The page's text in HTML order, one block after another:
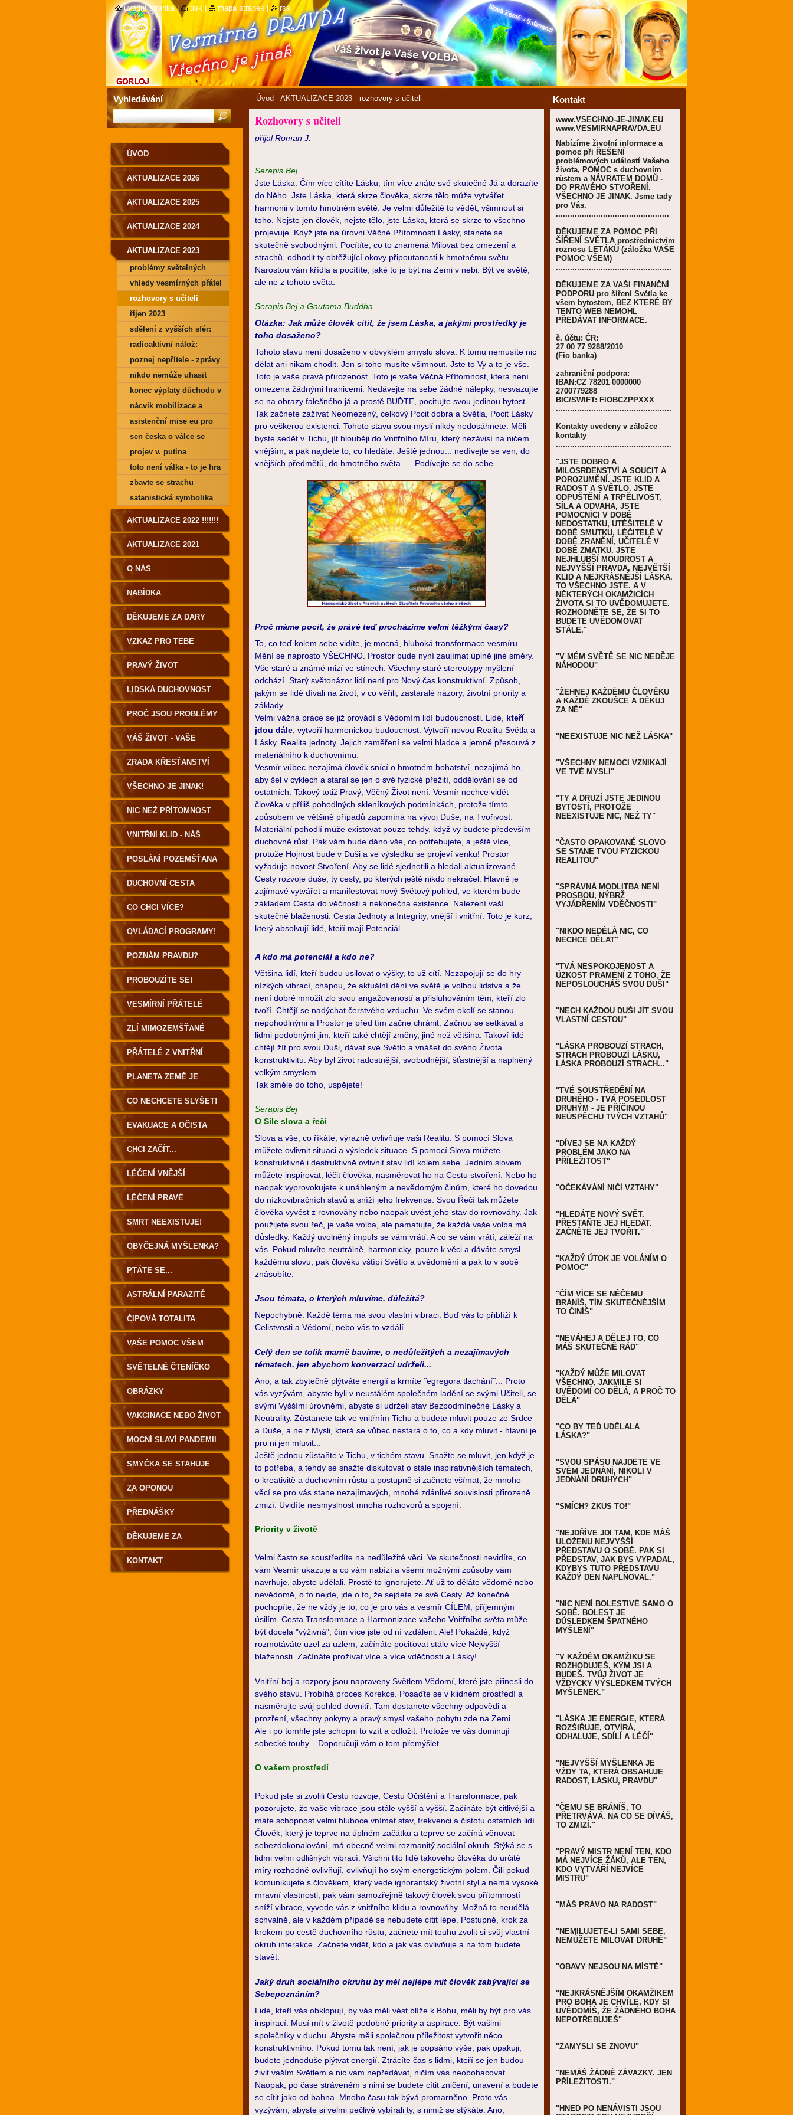
Úvod - AKTUALIZACE 2023 - rozhovory s učiteli
Rozhovory s učiteli
přijal Roman J.
Serapis Bej
Jste Láska. Čím více cítíte Lásku, tím více znáte své skutečné Já a dorazíte
do Něho. Jste Láska, která skrze člověka, skrze tělo může vytvářet
harmonii v tomto hmotném světě. Je velmi důležité to vědět, všimnout si
toho. Nejste jen člověk, nejste tělo, jste Láska, která se skrze to všechno
projevuje. Když jste na úrovni Věčné Přítomnosti Lásky, stanete se
skutečně svobodnými. Pocítíte, co to znamená Milovat bez omezení a
strachů, odhodit ty obtěžující okovy připoutanosti k hmotnému světu.
Narostou vám křídla a pocítíte, jaké to je být na Zemi v nebi. Být ve světě,
ale ne z tohoto světa.
Serapis Bej a Gautama Buddha
Otázka: Jak může člověk cítit, že jsem Láska, a jakými prostředky je
toho dosaženo?
Tohoto stavu není dosaženo v obvyklém smyslu slova. K tomu nemusíte nic
dělat ani nikam chodit. Jen si toho musíte všimnout. Jste to Vy a to je vše.
Toto je vaše pravá přirozenost. Toto je vaše Věčná Přítomnost, která není
omezena žádnými hranicemi. Nedávejte na sebe žádné nálepky, nesvazujte
se na obrazy falešného já a prostě BUĎTE, pociťujte svou jedinou bytost.
Tak začnete zažívat Neomezený, celkový Pocit dobra a Světla, Pocit Lásky
pro veškerou existenci. Tohoto stavu svou myslí nikdy nedosáhnete. Měli
byste sedět v Tichu, jít hlouběji do Vnitřního Míru, který nezávisí na ničem
vnějším, a pak najdete to, co hledáte. Ještě jednou... nedívejte se ven, do
vnějších předmětů, do hmotného světa. . . Podívejte se do sebe.
Proč máme pocit, že právě teď procházíme velmi těžkými časy?
To, co teď kolem sebe vidíte, je mocná, hluboká transformace vesmíru.
Mění se naprosto VŠECHNO. Prostor bude nyní zaujímat úplně jiné směry.
Vše staré a známé mizí ve stínech. Všechny staré stereotypy myšlení
odchází. Starý světonázor lidí není pro Nový čas konstruktivní. Způsob,
jakým se lidé dívali na život, v co věřili, zastaralé názory, životní priority a
základy.
Velmi vážná práce se již provádí s Vědomím lidí budoucnosti. Lidé, kteří
jdou dále , vytvoří harmonickou budoucnost. Vytvoří novou Realitu Světla a
Lásky. Realita jednoty. Jejich zaměření se velmi hladce a jemně přesouvá z
materiálního k duchovnímu.
Vesmír vůbec nezajímá člověk snící o hmotném bohatství, nezajímá ho,
aby šel v cyklech a staral se jen o své fyzické přežití, oddělování se od
ostatních. Takový totiž Pravý, Věčný Život není. Vesmír nechce vidět
člověka v příliš pohodlných skleníkových podmínkách, protože tímto
způsobem ve většině případů zapomíná na vývoj Duše, na Tvořivost.
Materiální pohodlí může existovat pouze tehdy, když vy budete především
duchovně růst. Pak vám bude dáno vše, co potřebujete, a ještě více,
protože Hojnost bude v Duši a ve výsledku se projeví venku! Prostor
vyžaduje novost Stvoření. Aby se lidé sjednotili a hledali aktualizované
Cesty rozvoje duše, ty cesty, po kterých ještě nikdo nekráčel. Hlavně je
zajímavé vytvářet a manifestovat nový Světový pohled, ve kterém bude
základem Cesta do věčnosti a nekonečna existence. Nalezení vaší
skutečné blaženosti. Cesta Jednoty a Integrity, vnější i vnitřní. Toto je kurz,
který absolvují lidé, kteří mají Potenciál.
A kdo má potenciál a kdo ne?
Většina lidí, kteří budou usilovat o výšky, to už cítí. Nezapojují se do hry
nízkých vibrací, chápou, že aktuální dění ve světě je volbou lidstva a že
není dobré množit zlo svou angažovaností a přisluhováním těm, kteří zlo
tvoří. Chtějí se nadýchat čerstvého vzduchu. Ve svém okolí se stanou
nepohodlnými a Prostor je před tím začne chránit. Začnou se setkávat s
lidmi podobnými jim, kteří také chtějí změny, jiné než většina. Takoví lidé
chtějí žít pro svou Duši, dávat své Světlo a vnášet do svého Života
konstruktivitu. Aby byl život radostnější, svobodnější, šťastnější a naplněný
velkým smyslem.
Tak směle do toho, uspějete!
Serapis Bej
O Síle slova a řeči
Slova a vše, co říkáte, výrazně ovlivňuje vaši Realitu. S pomocí Slova
můžete ovlivnit situaci a výsledek situace. S pomocí Slova můžete
konstruktivně i destruktivně ovlivnit stav lidí kolem sebe. Jedním slovem
můžete inspirovat, léčit člověka, nasměrovat ho na Cestu stvoření. Nebo ho
naopak vyprovokujete k unáhleným a nevědomým činům, které ho dovedou
do nízkovibračních stavů a sníží jeho frekvence. Svou Řečí tak můžete
člověka vyvést z rovnováhy nebo naopak uvést jeho stav do rovnováhy. Jak
použijete svou řeč, je vaše volba, ale pamatujte, že každá vaše volba má
důsledky. Každý uvolněný impuls se vám vrátí. A co se vám vrátí, záleží na
vás. Pokud mluvíte neutrálně, harmonicky, pouze k věci a dáváte smysl
každému slovu, pak člověku vštípí Světlo a uvědomění a pak to v sobě
znásobíte.
Jsou témata, o kterých mluvíme, důležitá?
Nepochybně. Každé téma má svou vlastní vibraci. Buď vás to přiblíží k
Celistvosti a Vědomí, nebo vás to vzdálí.
Celý den se tolik marně bavíme, o nedůležitých a nezajímavých
tématech, jen abychom konverzaci udrželi...
Ano, a tak zbytečně plýtváte energií a krmíte ˝egregora tlachání˝... Proto
vás vyzývám, abyste byli v neustálém společném ladění se svými Učiteli, se
svými Vyššími úrovněmi, abyste si udrželi stav Bezpodmínečné Lásky a
Neutrality. Zůstanete tak ve vnitřním Tichu a budete mluvit pouze ze Srdce
a Duše, a ne z Mysli, která se vůbec nestará o to, co a kdy mluvit - hlavní je
pro ni jen mluvit...
Ještě jednou zůstaňte v Tichu, v tichém stavu. Snažte se mluvit, jen když je
to potřeba, a tehdy se snažte diskutovat o stále inspirativnějších tématech,
o kreativitě a duchovním růstu a postupně si začnete všímat, že mnoho
věcí se pro vás stane nezajímavých, mnohé zdánlivé souvislosti přirozeně
zmizí. Uvidíte nesmyslnost mnoha rozhovorů a spojení.
Priority v životě
Velmi často se soustředíte na nedůležité věci. Ve skutečnosti nevidíte, co
vám Vesmír ukazuje a co vám nabízí a všemi možnými způsoby vám
navrhuje, abyste udělali. Prostě to ignorujete. Ať už to děláte vědomě nebo
nevědomě, o to nejde, jde o to, že sejdete ze své Cesty. Až konečně
pochopíte, že ne vždy je to, co je pro vás a vesmír CÍLEM, příjemným
úsilím. Cesta Transformace a Harmonizace vašeho Vnitřního světa může
být docela "výživná", čím více jste od ní vzdáleni. Ale! Pokaždé, když
rozmotáváte uzel za uzlem, začínáte pociťovat stále více Nejvyšší
blaženosti. Začínáte prožívat více a více vděčnosti a Lásky!
Vnitřní boj a rozpory jsou napraveny Světlem Vědomí, které jste přinesli do
svého stavu. Probíhá proces Korekce. Posaďte se v klidném prostředí a
nasměrujte svůj pohled dovnitř. Tam dostanete všechny odpovědi a
prozření, všechny pokyny a pravý smysl vašeho pobytu zde na Zemi.
Ale i po tomhle jste schopni to vzít a odložit. Protože ve vás dominují
sobecké touhy. . Doporučuji vám o tom přemýšlet.
O vašem prostředí
Pokud jste si zvolili Cestu rozvoje, Cestu Očištění a Transformace, pak
pozorujete, že vaše vibrace jsou stále vyšší a vyšší. Začínáte být citlivější a
máte schopnost velmi hluboce vnímat stav, frekvenci a čistotu ostatních lidí.
Člověk, který je teprve na úplném začátku a teprve se začíná věnovat
sebezdokonalování, má obecně velmi rozmanitý sociální okruh. Stýká se s
lidmi velmi odlišných vibrací. Všichni tito lidé takového člověka do určité
míry rozhodně ovlivňují, ovlivňují ho svým energetickým polem. Čili pokud
komunikujete s člověkem, který vede ignorantský životní styl a nemá vysoké
mravní vlastnosti, pak vám samozřejmě takový člověk svou přítomností
sníží vibrace, vyvede vás z vnitřního klidu a rovnováhy. Možná to neudělá
schválně, ale v každém případě se nebudete cítit lépe. Postupně, krok za
krokem po cestě duchovního růstu, začnete mít touhu zvolit si svůj vlastní
okruh interakce. Začnete vidět, kdo a jak vás ovlivňuje a na tom budete
stavět.
Jaký druh sociálního okruhu by měl nejlépe mít člověk zabývající se
Sebepoznáním?
Lidé, kteří vás obklopují, by vás měli vést blíže k Bohu, měli by být pro vás
inspirací. Musí mít v životě podobné priority a aspirace. Být vašimi
společníky v duchu. Abyste měli společnou příležitost vytvořit něco
konstruktivního. Pokud tomu tak není, jak je popsáno výše, pak opakuji,
budete jednoduše plýtvat energií. Ztrácíte čas s lidmi, kteří se jen budou
živit vaším Světlem a nic vám nepředávat, ničím vás neobohacovat.
Naopak, po čase stráveném s nimi se budete cítit zničení, unavení a budete
se cítit jako od bahna. Mnoho času tak bývá promarněno. Proto vás
vyzývám, abyste si velmi pečlivě vybírali ty, s nimiž se stýkáte. Ano,
ÚVOD
AKTUALIZACE 2026
AKTUALIZACE 2025
AKTUALIZACE 2024
AKTUALIZACE 2023
problémy světelných
pracovníků
vhledy vesmírných přátel
rozhovory s učiteli
říjen 2023
sdělení z vyšších sfér:
jak se z toho dostat
radioaktivní nálož:
květen 2023
poznej nepřítele - zprávy
z vyšších dimenzí
nikdo nemůže uhasit
oheň
konec výplaty důchodu v
hotovosti - další krok k
total control
nácvik mobilizace a
odvodu branců v čr.
fialova
ukropropagandistická
blamáž
asistenční mise eu pro
ukrajinu - je to tady!
sen česka o válce se
naplňuje
projev v. putina
21.2.2023
toto není válka - to je hra
zbavte se strachu
satanistická symbolika
AKTUALIZACE 2022 !!!!!!!
AKTUALIZACE 2021
O NÁS
NABÍDKA
DĚKUJEME ZA DARY
VZKAZ PRO TEBE
PRAVÝ ŽIVOT
LIDSKÁ DUCHOVNOST
PRO POZEMŠŤANY!
PROČ JSOU PROBLÉMY
A NEMOCI?
VÁŠ ŽIVOT - VAŠE
VOLBA
ZRADA KŘESŤANSTVÍ
VŠECHNO JE JINAK!
NIC NEŽ PŘÍTOMNOST
VNITŘNÍ KLID - NÁŠ
DOMOV
POSLÁNÍ POZEMŠŤANA
DUCHOVNÍ CESTA
POZEMŠŤANA
CO CHCI VÍCE?
OVLÁDACÍ PROGRAMY!
POZNÁM PRAVDU?
PROBOUZÍTE SE!
VESMÍRNÍ PŘÁTELÉ
ZLÍ MIMOZEMŠŤANÉ
PŘÁTELÉ Z VNITŘNÍ
ZEMĚ
PLANETA ZEMĚ JE
DUTÁ!
CO NECHCETE SLYŠET!
EVAKUACE A OČISTA
ZEMĚ
CHCI ZAČÍT...
LÉČENÍ VNĚJŠÍ
LÉČENÍ PRAVÉ
SMRT NEEXISTUJE!
OBYČEJNÁ MYŠLENKA?
PTÁTE SE...
ASTRÁLNÍ PARAZITÉ
ČIPOVÁ TOTALITA
VAŠE POMOC VŠEM
SVĚTELNÉ ČTENÍČKO
OBRÁZKY
VAKCINACE NEBO ŽIVOT
MOCNÍ SLAVÍ PANDEMII
SMYČKA SE STAHUJE
ZA OPONOU
PŘEDNÁŠKY
DĚKUJEME ZA
PODPORU
KONTAKT
Kontakt
www.VSECHNO-JE-JINAK.EU
www.VESMIRNAPRAVDA.EU
Nabízíme životní informace a
pomoc při ŘEŠENÍ
problémových událostí Vašeho
života, POMOC s duchovním
růstem a NÁVRATEM DOMŮ -
DO PRAVÉHO STVOŘENÍ.
VŠECHNO JE JINAK. Jsme tady
pro Vás.
................................................
DĚKUJEME ZA POMOC PŘI
ŠÍŘENÍ SVĚTLA prostřednictvím
roznosu LETÁKŮ (záložka VAŠE
POMOC VŠEM)
.................................................
DĚKUJEME ZA VAŠI FINANČNÍ
PODPORU pro šíření Světla ke
všem bytostem, BEZ KTERÉ BY
TENTO WEB NEMOHL
PŘEDÁVAT INFORMACE.
č. účtu: ČR:
27 00 77 9288/2010
(Fio banka)
zahraniční podpora:
IBAN:CZ 78201 0000000
2700779288
BIC/SWIFT: FIOBCZPPXXX
.................................................
Kontakty uvedeny v záložce
kontakty
.................................................
"JSTE DOBRO A
MILOSRDENSTVÍ A SOUCIT A
POROZUMĚNÍ. JSTE KLID A
RADOST A SVĚTLO. JSTE
ODPUŠTĚNÍ A TRPĚLIVOST,
SÍLA A ODVAHA, JSTE
POMOCNÍCI V DOBĚ
NEDOSTATKU, UTĚŠITELÉ V
DOBĚ SMUTKU, LÉČITELÉ V
DOBĚ ZRANĚNÍ, UČITELÉ V
DOBĚ ZMATKU. JSTE
NEJHLUBŠÍ MOUDROST A
NEJVYŠŠÍ PRAVDA, NEJVĚTŠÍ
KLID A NEJKRÁSNĚJŠÍ LÁSKA.
TO VŠECHNO JSTE. A V
NĚKTERÝCH OKAMŽICÍCH
ŽIVOTA SI TO UVĚDOMUJETE.
ROZHODNĚTE SE, ŽE SI TO
BUDETE UVĚDOMOVAT
STÁLE."
"V MÉM SVĚTĚ SE NIC NEDĚJE
NÁHODOU"
"ŽEHNEJ KAŽDÉMU ČLOVĚKU
A KAŽDÉ ZKOUŠCE A DĚKUJ
ZA NĚ"
"NEEXISTUJE NIC NEŽ LÁSKA"
"VŠECHNY NEMOCI VZNIKAJÍ
VE TVÉ MYSLI"
"TY A DRUZÍ JSTE JEDINOU
BYTOSTÍ, PROTOŽE
NEEXISTUJE NIC, NEŽ TY"
"ČASTO OPAKOVANÉ SLOVO
SE STANE TVOU FYZICKOU
REALITOU"
"SPRÁVNÁ MODLITBA NENÍ
PROSBOU, NÝBRŽ
VYJÁDŘENÍM VDĚČNOSTI"
"NIKDO NEDĚLÁ NIC, CO
NECHCE DĚLAT"
"TVÁ NESPOKOJENOST A
ÚZKOST PRAMENÍ Z TOHO, ŽE
NEPOSLOUCHÁŠ SVOU DUŠI"
"NECH KAŽDOU DUŠI JÍT SVOU
VLASTNÍ CESTOU"
"LÁSKA PROBOUZÍ STRACH,
STRACH PROBOUZÍ LÁSKU,
LÁSKA PROBOUZÍ STRACH..."
"TVÉ SOUSTŘEDĚNÍ NA
DRUHÉHO - TVÁ POSEDLOST
DRUHÝM - JE PŘÍČINOU
NEÚSPĚCHU TVÝCH VZTAHŮ"
"DÍVEJ SE NA KAŽDÝ
PROBLÉM JAKO NA
PŘÍLEŽITOST"
"OČEKÁVÁNÍ NIČÍ VZTAHY"
"HLEDÁTE NOVÝ SVĚT.
PŘESTAŇTE JEJ HLEDAT.
ZAČNĚTE JEJ TVOŘIT."
"KAŽDÝ ÚTOK JE VOLÁNÍM O
POMOC"
"ČÍM VÍCE SE NĚČEMU
BRÁNÍŠ, TÍM SKUTEČNĚJŠÍM
TO ČINÍŠ"
"NEVÁHEJ A DĚLEJ TO, CO
MÁŠ SKUTEČNĚ RÁD"
"KAŽDÝ MŮŽE MILOVAT
VŠECHNO, JAKMILE SI
UVĚDOMÍ CO DĚLÁ, A PROČ TO
DĚLÁ"
"CO BY TEĎ UDĚLALA
LÁSKA?"
"SVOU SPÁSU NAJDETE VE
SVÉM JEDNÁNÍ, NIKOLI V
JEDNÁNÍ DRUHÝCH"
"SMÍCH? ZKUS TO!"
"NEJDŘÍVE JDI TAM, KDE MÁŠ
ULOŽENU NEJVYŠŠÍ
PŘEDSTAVU O SOBĚ. PAK SI
PŘEDSTAV, JAK BYS VYPADAL,
KDYBYS TUTO PŘEDSTAVU
KAŽDÝ DEN NAPLŇOVAL."
"NIC NENÍ BOLESTIVÉ SAMO O
SOBĚ. BOLEST JE
DŮSLEDKEM ŠPATNÉHO
MYŠLENÍ"
"V KAŽDÉM OKAMŽIKU SE
ROZHODUJEŠ, KÝM JSI A
BUDEŠ. TVŮJ ŽIVOT JE
VŽDYCKY VÝSLEDKEM TVÝCH
MYŠLENEK."
"LÁSKA JE ENERGIE, KTERÁ
ROZŠIŘUJE, OTVÍRÁ,
ODHALUJE, SDÍLÍ A LÉČÍ"
"NEJVYŠŠÍ MYŠLENKA JE
VŽDY TA, KTERÁ OBSAHUJE
RADOST, LÁSKU, PRAVDU"
"ČEMU SE BRÁNÍŠ, TO
PŘETRVÁVÁ. NA CO SE DÍVÁŠ,
TO ZMIZÍ."
"PRAVÝ MISTR NENÍ TEN, KDO
MÁ NEJVÍCE ŽÁKŮ, ALE TEN,
KDO VYTVÁŘÍ NEJVÍCE
MISTRŮ"
"MÁŠ PRÁVO NA RADOST"
"NEMILUJETE-LI SAMI SEBE,
NEMŮŽETE MILOVAT DRUHÉ"
"OBAVY NEJSOU NA MÍSTĚ"
"NEJKRÁSNĚJŠÍM OKAMŽIKEM
PRO BOHA JE CHVÍLE, KDY SI
UVĚDOMÍŠ, ŽE ŽÁDNÉHO BOHA
NEPOTŘEBUJEŠ"
"ZAMYSLI SE ZNOVU"
"NEMÁŠ ŽÁDNÉ ZÁVAZKY. JEN
PŘÍLEŽITOSTI."
"HNED PO NENÁVISTI JSOU
Vyhledávání
úvodní stránka | tisk mapa stránek rss